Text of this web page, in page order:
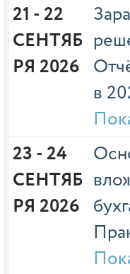
21 - 22
СЕНТЯБ
РЯ 2026
в
23 - 24
СЕНТЯБ
РЯ 2026